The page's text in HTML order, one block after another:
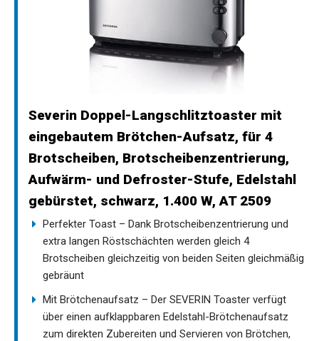
Severin Doppel-Langschlitztoaster mit
eingebautem Brötchen-Aufsatz, für 4
Brotscheiben, Brotscheibenzentrierung,
Aufwärm- und Defroster-Stufe, Edelstahl
gebürstet, schwarz, 1.400 W, AT 2509
Perfekter Toast – Dank Brotscheibenzentrierung und
extra langen Röstschächten werden gleich 4
Brotscheiben gleichzeitig von beiden Seiten gleichmäßig
gebräunt
Mit Brötchenaufsatz – Der SEVERIN Toaster verfügt
über einen aufklappbaren Edelstahl-Brötchenaufsatz
zum direkten Zubereiten und Servieren von Brötchen,